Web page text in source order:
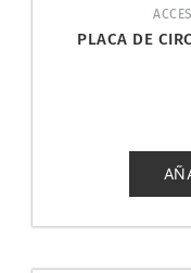
PLACA DE